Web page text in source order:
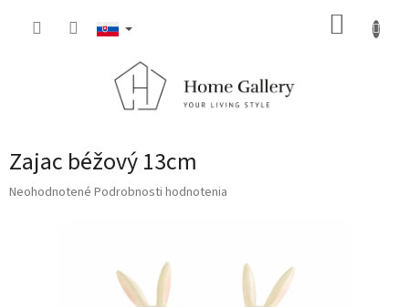
Zajac béžový 13cm
Priemerné
Neohodnotené Podrobnosti hodnotenia